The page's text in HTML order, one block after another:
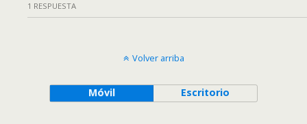
1 RESPUESTA
Volver arriba
Móvil Escritorio